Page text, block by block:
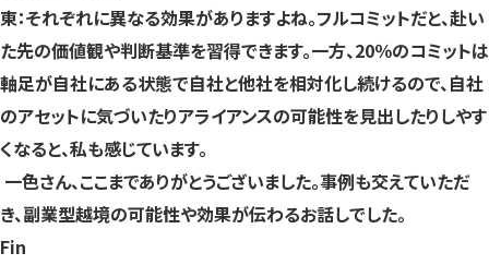
東：それぞれに異なる効果がありますよね。フルコミットだと、赴い
た先の価値観や判断基準を習得できます。一方、20％のコミットは
軸足が自社にある状態で自社と他社を相対化し続けるので、自社
のアセットに気づいたりアライアンスの可能性を見出したりしやす
くなると、私も感じています。
一色さん、ここまでありがとうございました。事例も交えていただ
き、副業型越境の可能性や効果が伝わるお話しでした。
Fin